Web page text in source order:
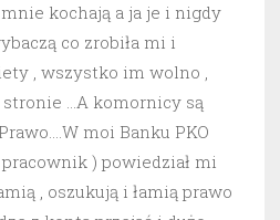
kochają a ja je i nigdy
co zrobiła mi i
, wszystko im wolno ,
…A komornicy są
moi Banku PKO
) powiedział mi
, oszukują i łamią prawo